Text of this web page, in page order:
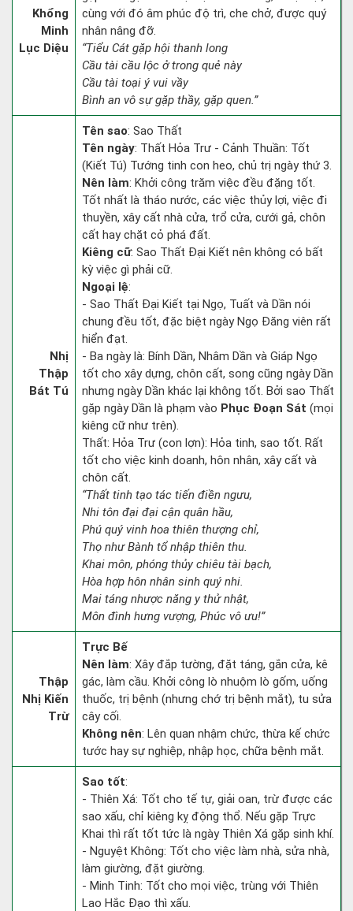
Khổng
Minh
Lục Diệu
cùng với đó âm phúc độ trì, che chở, được quý
nhân nâng đỡ.
“Tiểu Cát gặp hội thanh long
Cầu tài cầu lộc ở trong quẻ này
Cầu tài toại ý vui vầy
Bình an vô sự gặp thầy, gặp quen.”
Nhị
Thập
Bát Tú
Tên sao: Sao Thất
Tên ngày: Thất Hỏa Trư - Cảnh Thuần: Tốt
(Kiết Tú) Tướng tinh con heo, chủ trị ngày thứ 3.
Nên làm: Khởi công trăm việc đều đặng tốt.
Tốt nhất là tháo nước, các việc thủy lợi, việc đi
thuyền, xây cất nhà cửa, trổ cửa, cưới gả, chôn
cất hay chặt cỏ phá đất.
Kiêng cữ: Sao Thất Đại Kiết nên không có bất
kỳ việc gì phải cữ.
Ngoại lệ:
- Sao Thất Đại Kiết tại Ngọ, Tuất và Dần nói
chung đều tốt, đặc biệt ngày Ngọ Đăng viên rất
hiển đạt.
- Ba ngày là: Bính Dần, Nhâm Dần và Giáp Ngọ
tốt cho xây dựng, chôn cất, song cũng ngày Dần
nhưng ngày Dần khác lại không tốt. Bởi sao Thất
gặp ngày Dần là phạm vào Phục Đoạn Sát (mọi
kiêng cữ như trên).
Thất: Hỏa Trư (con lợn): Hỏa tinh, sao tốt. Rất
tốt cho việc kinh doanh, hôn nhân, xây cất và
chôn cất.
“Thất tinh tạo tác tiến điền ngưu,
Nhi tôn đại đại cận quân hầu,
Phú quý vinh hoa thiên thượng chỉ,
Thọ như Bành tổ nhập thiên thu.
Khai môn, phóng thủy chiêu tài bạch,
Hòa hợp hôn nhân sinh quý nhi.
Mai táng nhược năng y thử nhật,
Môn đình hưng vượng, Phúc vô ưu!”
Thập
Nhị Kiến
Trừ
Trực Bế
Nên làm: Xây đắp tường, đặt táng, gắn cửa, kê
gác, làm cầu. Khởi công lò nhuộm lò gốm, uống
thuốc, trị bệnh (nhưng chớ trị bệnh mắt), tu sửa
cây cối.
Không nên: Lên quan nhậm chức, thừa kế chức
tước hay sự nghiệp, nhập học, chữa bệnh mắt.
Sao tốt:
- Thiên Xá: Tốt cho tế tự, giải oan, trừ được các
sao xấu, chỉ kiêng kỵ động thổ. Nếu gặp Trực
Khai thì rất tốt tức là ngày Thiên Xá gặp sinh khí.
- Nguyệt Không: Tốt cho việc làm nhà, sửa nhà,
làm giường, đặt giường.
- Minh Tinh: Tốt cho mọi việc, trùng với Thiên
Lao Hắc Đạo thì xấu.